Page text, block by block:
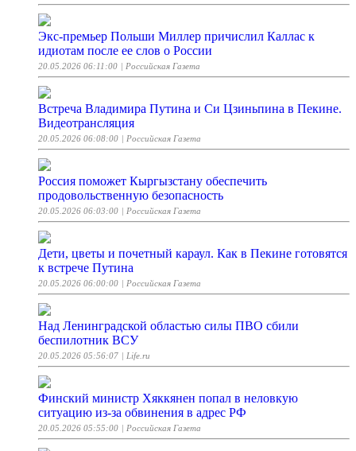
Экс-премьер Польши Миллер причислил Каллас к
идиотам после ее слов о России
20.05.2026 06:11:00 | Российская Газета
Встреча Владимира Путина и Си Цзиньпина в Пекине.
Видеотрансляция
20.05.2026 06:08:00 | Российская Газета
Россия поможет Кыргызстану обеспечить
продовольственную безопасность
20.05.2026 06:03:00 | Российская Газета
Дети, цветы и почетный караул. Как в Пекине готовятся
к встрече Путина
20.05.2026 06:00:00 | Российская Газета
Над Ленинградской областью силы ПВО сбили
беспилотник ВСУ
20.05.2026 05:56:07 | Life.ru
Финский министр Хяккянен попал в неловкую
ситуацию из-за обвинения в адрес РФ
20.05.2026 05:55:00 | Российская Газета